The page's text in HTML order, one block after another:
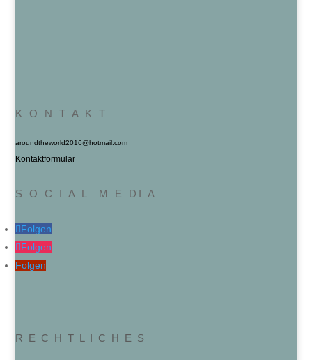
K O N T A K T
aroundtheworld2016@hotmail.com
Kontaktformular
S O C I A L M E DI A
Folgen
Folgen
Folgen
R E C H T L I C H E S